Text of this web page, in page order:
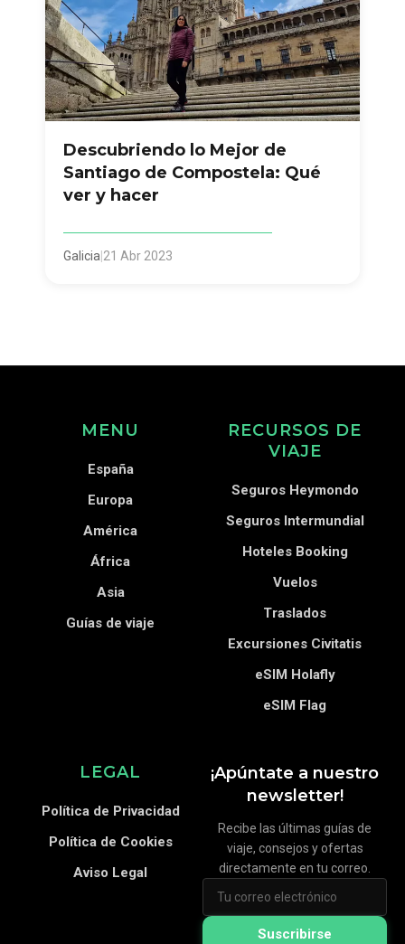
Descubriendo lo Mejor de
Santiago de Compostela: Qué
ver y hacer
Galicia 21 Abr 2023
¡Apúntate a nuestro
newsletter!
Recibe las últimas guías de
viaje, consejos y ofertas
directamente en tu correo.
Suscribirse
MENU
España
Europa
América
África
Asia
Guías de viaje
RECURSOS DE
VIAJE
Seguros Heymondo
Seguros Intermundial
Hoteles Booking
Vuelos
Traslados
Excursiones Civitatis
eSIM Holafly
eSIM Flag
LEGAL
Política de Privacidad
Política de Cookies
Aviso Legal